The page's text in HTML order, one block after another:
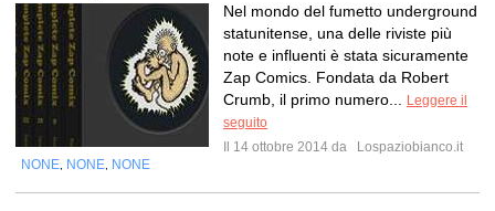
Nel mondo del fumetto underground
statunitense, una delle riviste più
note e influenti è stata sicuramente
Zap Comics. Fondata da Robert
Crumb, il primo numero...
Leggere il
seguito
Il 14 ottobre 2014 da
Lospaziobianco.it
NONE NONE NONE